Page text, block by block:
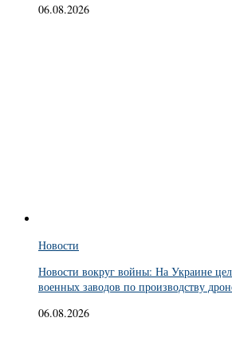
06.08.2026
Новости
Новости вокруг войны: На Украине
военных заводов по производству
06.08.2026